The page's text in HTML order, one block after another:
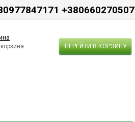
+380660270507
ПЕРЕЙТИ В КОРЗИНУ